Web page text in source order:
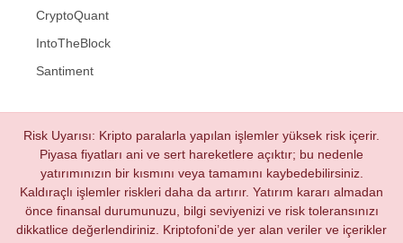
CryptoQuant
IntoTheBlock
Santiment
Risk Uyarısı: Kripto paralarla yapılan işlemler yüksek risk içerir.
Piyasa fiyatları ani ve sert hareketlere açıktır; bu nedenle
yatırımınızın bir kısmını veya tamamını kaybedebilirsiniz.
Kaldıraçlı işlemler riskleri daha da artırır. Yatırım kararı almadan
önce finansal durumunuzu, bilgi seviyenizi ve risk toleransınızı
dikkatlice değerlendiriniz. Kriptofoni’de yer alan veriler ve içerikler